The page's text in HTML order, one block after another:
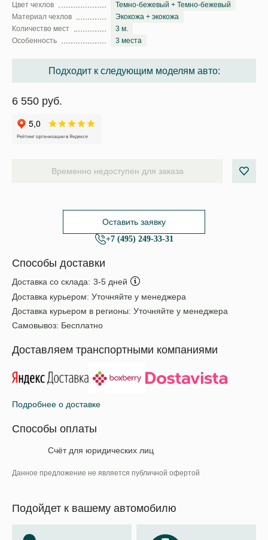
Цвет чехлов
Темно-бежевый + Темно-бежевый
Материал чехлов
Экокожа + экокожа
Количество мест
3 м.
Особенность
3 места
Подходит к следующим моделям авто:
6 550 руб.
Временно недоступен для заказа
Оставить заявку
+7 (495) 249-33-31
Способы доставки
Доставка со склада: 3-5 дней
Доставка курьером: Уточняйте у менеджера
Доставка курьером в регионы: Уточняйте у менеджера
Самовывоз: Бесплатно
Доставляем транспортными компаниями
Подробнее о доставке
Способы оплаты
Счёт для юридических лиц
Данное предложение не является публичной офертой
Подойдет к вашему автомобилю